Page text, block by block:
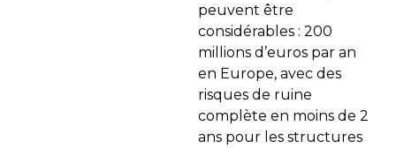
peuvent être
considérables : 200
millions d’euros par an
en Europe, avec des
risques de ruine
complète en moins de 2
ans pour les structures